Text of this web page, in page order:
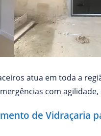
atua em toda a
com
de Vidraçaria